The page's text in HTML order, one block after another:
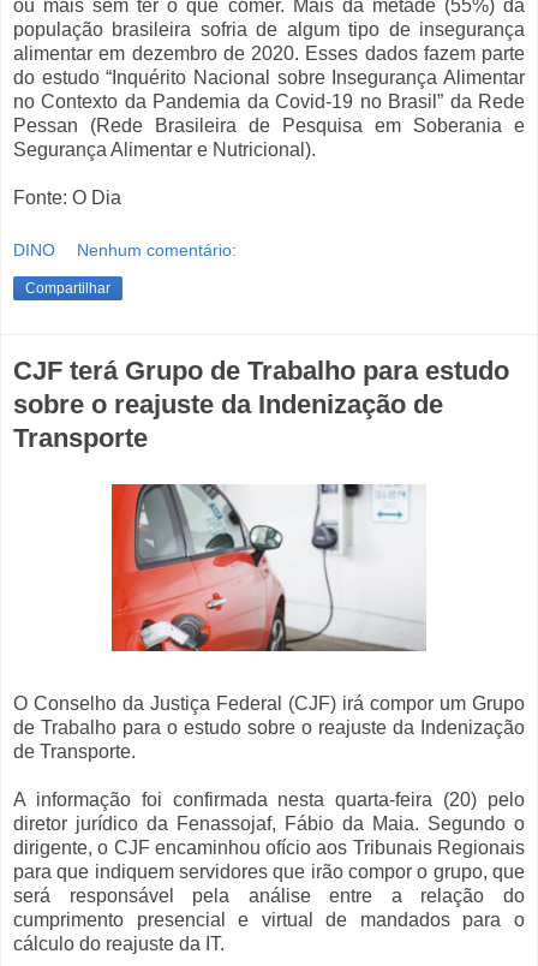
ou mais sem ter o que comer. Mais da metade (55%) da
população brasileira sofria de algum tipo de insegurança
alimentar em dezembro de 2020. Esses dados fazem parte
do estudo “Inquérito Nacional sobre Insegurança Alimentar
no Contexto da Pandemia da Covid-19 no Brasil” da Rede
Pessan (Rede Brasileira de Pesquisa em Soberania e
Segurança Alimentar e Nutricional).
Fonte: O Dia
DINO Nenhum comentário:
Compartilhar
CJF terá Grupo de Trabalho para estudo
sobre o reajuste da Indenização de
Transporte
O Conselho da Justiça Federal (CJF) irá compor um Grupo
de Trabalho para o estudo sobre o reajuste da Indenização
de Transporte.
A informação foi confirmada nesta quarta-feira (20) pelo
diretor jurídico da Fenassojaf, Fábio da Maia. Segundo o
dirigente, o CJF encaminhou ofício aos Tribunais Regionais
para que indiquem servidores que irão compor o grupo, que
será responsável pela análise entre a relação do
cumprimento presencial e virtual de mandados para o
cálculo do reajuste da IT.